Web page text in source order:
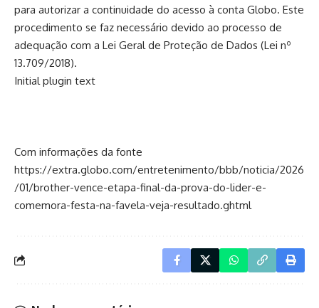
para autorizar a continuidade do acesso à conta Globo. Este
procedimento se faz necessário devido ao processo de
adequação com a Lei Geral de Proteção de Dados (Lei nº
13.709/2018).
Initial plugin text
Com informações da fonte
https://extra.globo.com/entretenimento/bbb/noticia/2026
/01/brother-vence-etapa-final-da-prova-do-lider-e-
comemora-festa-na-favela-veja-resultado.ghtml